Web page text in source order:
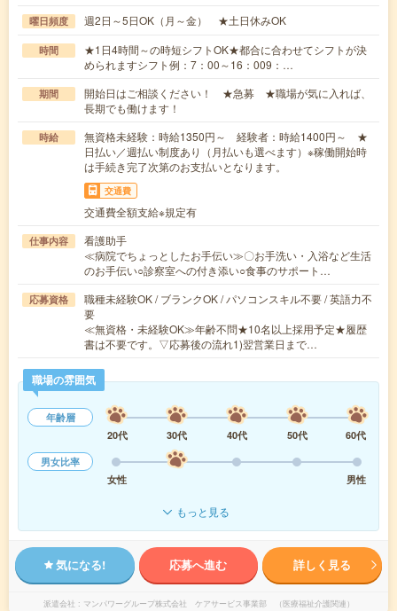
曜日頻度 週2日～5日OK（月～金） ★土日休みOK
時間
★1日4時間～の時短シフトOK★都合に合わせてシフトが決
められますシフト例：7：00～16：009：…
期間
開始日はご相談ください！ ★急募 ★職場が気に入れば、
長期でも働けます！
時給
無資格未経験：時給1350円～ 経験者：時給1400円～ ★
日払い／週払い制度あり（月払いも選べます）※稼働開始時
は手続き完了次第のお支払いとなります。
交通費
交通費全額支給※規定有
仕事内容
看護助手
≪病院でちょっとしたお手伝い≫〇お手洗い・入浴など生活
のお手伝い○診察室への付き添い○食事のサポート…
応募資格
職種未経験OK / ブランクOK / パソコンスキル不要 / 英語力不
要
≪無資格・未経験OK≫年齢不問★10名以上採用予定★履歴
書は不要です。▽応募後の流れ1)翌営業日まで…
職場の雰囲気
年齢層
20代
30代 40代 50代
60代
男女比率
女性
男性
もっと見る
気になる! 応募へ進む 詳しく見る
派遣会社 マンパワーグループ株式会社 ケアサービス事業部 （医療福祉介護関連）